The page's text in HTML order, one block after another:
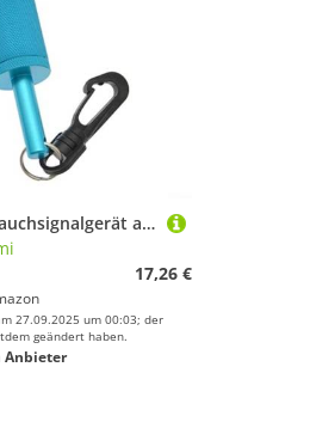
Bebykilemi Tauchsignalgerät aus Aluminiumlegierung, Unterwasser-Kommunikationswerkzeug mit Schnellverschluss-Haken für Tankschlag-Signalsicherheit (blau)
17,26 €
27.09.2025 um 00:03; der
geändert haben.
Anbieter